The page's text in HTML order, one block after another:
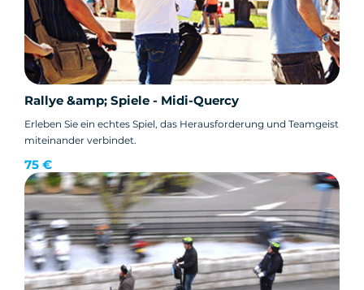
Rallye &amp; Spiele - Midi-Quercy
Erleben Sie ein echtes Spiel, das Herausforderung und Teamgeist
miteinander verbindet.
75 €